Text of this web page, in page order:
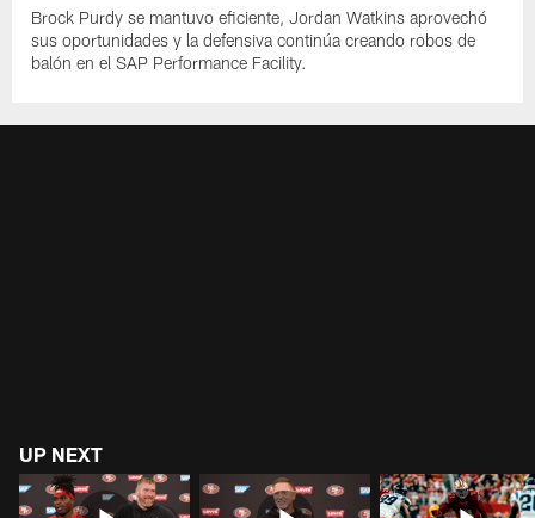
Brock Purdy se mantuvo eficiente, Jordan Watkins aprovechó
sus oportunidades y la defensiva continúa creando robos de
balón en el SAP Performance Facility.
UP NEXT